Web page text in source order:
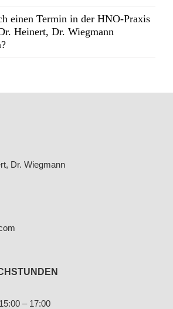
einen Termin in der HNO-Praxis
Heinert, Dr. Wiegmann
Dr. Wiegmann
– 17:00